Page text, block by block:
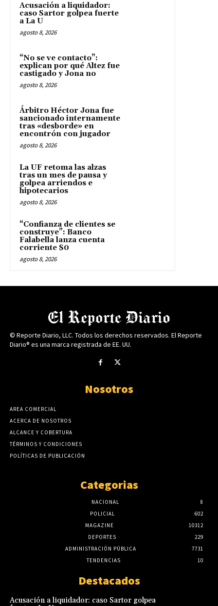
Acusación a liquidador:
caso Sartor golpea fuerte
a La U
agosto 8, 2026
“No se ve contacto”:
explican por qué Altez fue
castigado y Jona no
agosto 8, 2026
Árbitro Héctor Jona fue
sancionado internamente
tras «desborde» en
encontrón con jugador
agosto 8, 2026
La UF retoma las alzas
tras un mes de pausa y
golpea arriendos e
hipotecarios
agosto 8, 2026
“Confianza de clientes se
construye”: Banco
Falabella lanza cuenta
corriente $0
agosto 8, 2026
© Reporte Diario, LLC. Todos los derechos reservados. El Reporte
Diario® es una marca registrada de EE. UU.
Nosotros
AREA COMERCIAL
ACERCA DE NOSOTROS
ALCANCE Y COBERTURA
TÉRMINOS Y CONDICIONES
POLÍTICAS DE PUBLICACIÓN
Categorias
NACIONAL
8
POLICIAL
602
MAGAZINE
10312
DEPORTES
229
ADMINISTRACIÓN PÚBLICA
7731
TENDENCIAS
10
Destacados
Acusación a liquidador: caso Sartor golpea